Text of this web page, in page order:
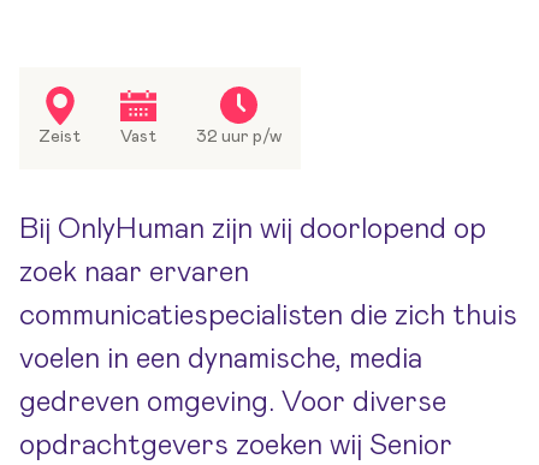
Zeist Vast 32 uur p/w
Bij OnlyHuman zijn wij doorlopend op
zoek naar ervaren
communicatiespecialisten die zich thuis
voelen in een dynamische, media
gedreven omgeving. Voor diverse
opdrachtgevers zoeken wij Senior